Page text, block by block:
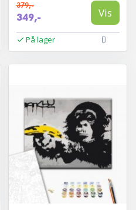
379,-
349,- Vis
På lager